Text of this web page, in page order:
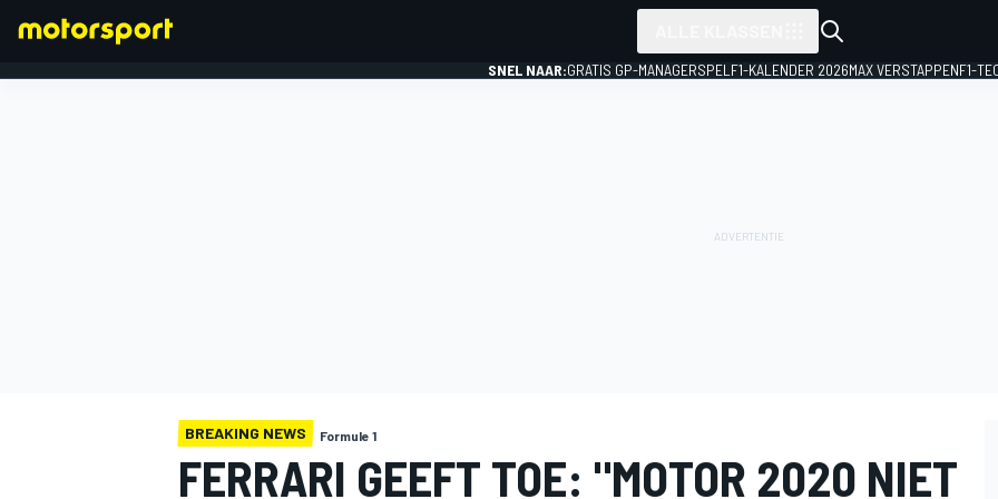
SNEL NAAR:GRATIS GP-MANAGERSPEL F1-KALENDER 2026MAX VERSTAPPENF1-
BREAKING NEWS Formule 1
FERRARI GEEFT TOE: "MOTOR 2020 NIET